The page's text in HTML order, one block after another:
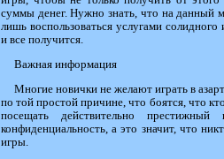
суммы денег. Нужно знать, что на данный
лишь воспользоваться услугами
и все получится.
Важная информация
Многие новички не желают играть в
по той простой причине, что боятся, что
посещать действительно
конфиденциальность, а это значит, что
игры.